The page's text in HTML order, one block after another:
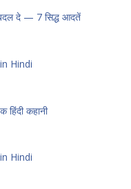
बदल दे — 7 सिद्ध आदतें
Hindi
हिंदी कहानी
Hindi